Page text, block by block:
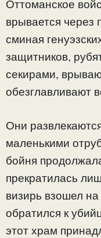
Оттоманское
врывается
сминая
защитников,
секирами,
обезглавливают
Они
маленькими
бойня
прекратилась
визирь взошел
обратился к
этот храм